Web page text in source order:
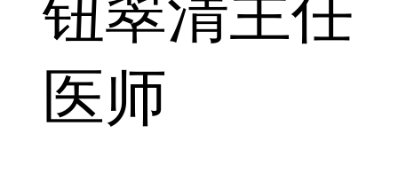
钮翠清主任
医师